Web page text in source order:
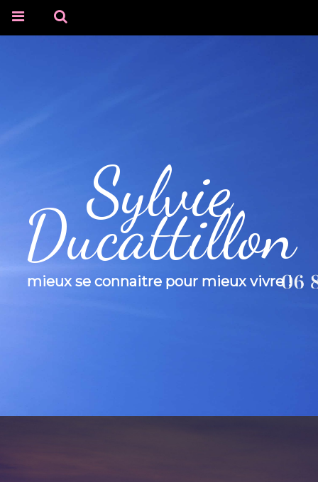
Sylvie
Ducattillon
mieux se connaitre pour mieux vivre !